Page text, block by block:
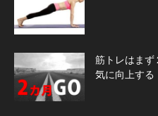
筋トレはまず
気に向上する